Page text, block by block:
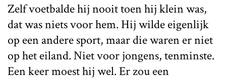
Zelf voetbalde hij nooit toen hij klein was,
dat was niets voor hem. Hij wilde eigenlijk
op een andere sport, maar die waren er niet
op het eiland. Niet voor jongens, tenminste.
Een keer moest hij wel. Er zou een